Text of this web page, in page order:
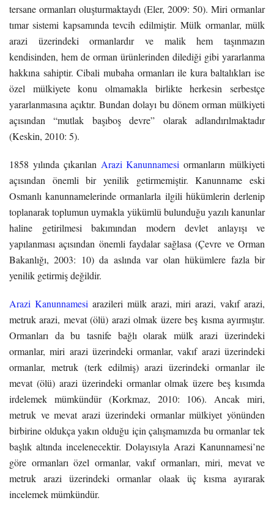
tersane ormanları oluşturmaktaydı (Eler, 2009: 50). Miri ormanlar
tımar sistemi kapsamında tevcih edilmiştir. Mülk ormanlar, mülk
arazi üzerindeki ormanlardır ve malik hem taşınmazın
kendisinden, hem de orman ürünlerinden dilediği gibi yararlanma
hakkına sahiptir. Cibali mubaha ormanları ile kura baltalıkları ise
özel mülkiyete konu olmamakla birlikte herkesin serbestçe
yararlanmasına açıktır. Bundan dolayı bu dönem orman mülkiyeti
açısından “mutlak başıboş devre” olarak adlandırılmaktadır
(Keskin, 2010: 5).
1858 yılında çıkarılan Arazi Kanunnamesi ormanların mülkiyeti
açısından önemli bir yenilik getirmemiştir. Kanunname eski
Osmanlı kanunnamelerinde ormanlarla ilgili hükümlerin derlenip
toplanarak toplumun uymakla yükümlü bulunduğu yazılı kanunlar
haline getirilmesi bakımından modern devlet anlayışı ve
yapılanması açısından önemli faydalar sağlasa (Çevre ve Orman
Bakanlığı, 2003: 10) da aslında var olan hükümlere fazla bir
yenilik getirmiş değildir.
Arazi Kanunnamesi arazileri mülk arazi, miri arazi, vakıf arazi,
metruk arazi, mevat (ölü) arazi olmak üzere beş kısma ayırmıştır.
Ormanları da bu tasnife bağlı olarak mülk arazi üzerindeki
ormanlar, miri arazi üzerindeki ormanlar, vakıf arazi üzerindeki
ormanlar, metruk (terk edilmiş) arazi üzerindeki ormanlar ile
mevat (ölü) arazi üzerindeki ormanlar olmak üzere beş kısımda
irdelemek mümkündür (Korkmaz, 2010: 106). Ancak miri,
metruk ve mevat arazi üzerindeki ormanlar mülkiyet yönünden
birbirine oldukça yakın olduğu için çalışmamızda bu ormanlar tek
başlık altında incelenecektir. Dolayısıyla Arazi Kanunnamesi’ne
göre ormanları özel ormanlar, vakıf ormanları, miri, mevat ve
metruk arazi üzerindeki ormanlar olaak üç kısma ayırarak
incelemek mümkündür.